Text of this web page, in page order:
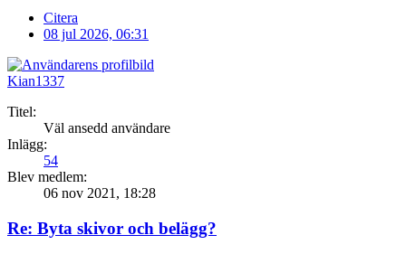
Citera
08 jul 2026, 06:31
Kian1337
Titel:
Väl ansedd användare
Inlägg:
54
Blev medlem:
06 nov 2021, 18:28
Re: Byta skivor och belägg?